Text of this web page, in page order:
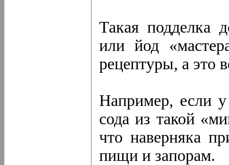
Такая подделка
или йод
рецептуры, а это
Например, если у
сода из такой
что наверняка
пищи и запорам.